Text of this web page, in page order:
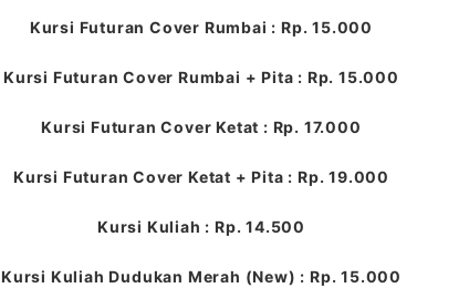
Kursi Futuran Cover Rumbai : Rp. 15.000
Kursi Futuran Cover Rumbai + Pita : Rp. 15.000
Kursi Futuran Cover Ketat : Rp. 17.000
Kursi Futuran Cover Ketat + Pita : Rp. 19.000
Kursi Kuliah : Rp. 14.500
Kursi Kuliah Dudukan Merah (New) : Rp. 15.000